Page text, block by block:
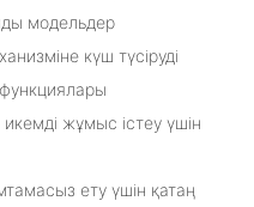
модельдер
күш түсіруді
икемді жұмыс істеу үшін
ету үшін қатаң